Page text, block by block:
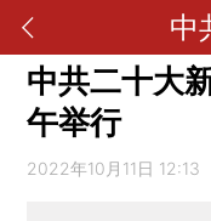
中
中共二十大
午举行
2022年10月11日 12:13